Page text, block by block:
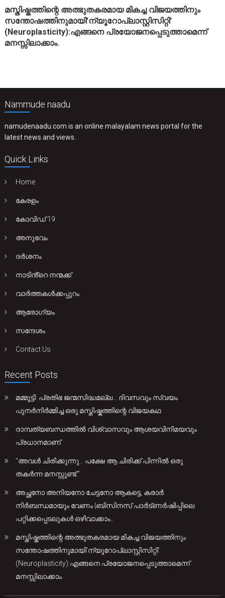
മസ്തിഷ്കത്തിന്റെ അത്ഭുതകരമായ മികച്ച വിജയത്തിനും
സന്തോഷത്തിനുമായി’ന്യൂറോപ്ലാസ്റ്റിസിറ്റി’
(Neuroplasticity):എങ്ങനെ പ്രയോജനപ്പെടുത്താമെന്ന്
മനസ്സിലാക്കാം.
Nammude naadu
namudenaadu.com is an online malayalam news portal for the
latest news and views.
Quick Links
Home
കേരളം
കോവിഡ് 19
അനുഭവം
ദർശനം
നാടിൻ്റെ നന്മക്ക്
വാർത്തകൾക്കപ്പുറം
ആരോഗ്യം
സന്ദേശം
Contact Us
Recent Posts
മമ്മൂട്ടി: പ്രതിഭ ജന്മസിദ്ധമല്ല… ദിവസവും സ്വയം
പുനർനിർമ്മിച്ച ഒരു മസ്തിഷ്കത്തിന്റെ വിജയകഥ
ദാമ്പത്യബന്ധത്തിൽ വിശ്വാസവും ആശയവിനിമയവും
പ്രധാനമാണ്.
“അവൾ ചിരിക്കുന്നു… പക്ഷേ ആ ചിരിക്ക് പിന്നിൽ ഒരു
തകർന്ന മനസ്സുണ്ട്.”
അച്ഛനോ അനിയനോ ചേട്ടനോ ആകട്ടെ, കരാർ
നിർബന്ധമായും വേണം |ബിസിനസ് പാർട്ണർഷിപ്പിലെ
പറ്റിക്കപ്പെടലുകൾ ഒഴിവാക്കാം..
മസ്തിഷ്കത്തിന്റെ അത്ഭുതകരമായ മികച്ച വിജയത്തിനും
സന്തോഷത്തിനുമായി’ന്യൂറോപ്ലാസ്റ്റിസിറ്റി’
(Neuroplasticity):എങ്ങനെ പ്രയോജനപ്പെടുത്താമെന്ന്
മനസ്സിലാക്കാം.